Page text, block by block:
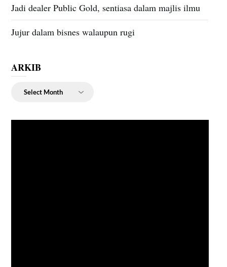
Jadi dealer Public Gold, sentiasa dalam majlis ilmu
Jujur dalam bisnes walaupun rugi
ARKIB
ARKIB